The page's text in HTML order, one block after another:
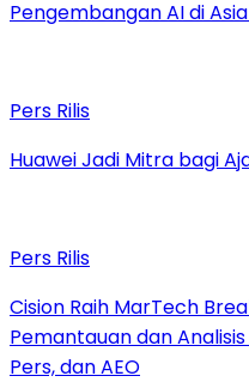
Pengembangan AI di
Pers Rilis
Huawei Jadi Mitra bagi
Pers Rilis
Cision Raih MarTech
Pemantauan dan
Pers, dan AEO